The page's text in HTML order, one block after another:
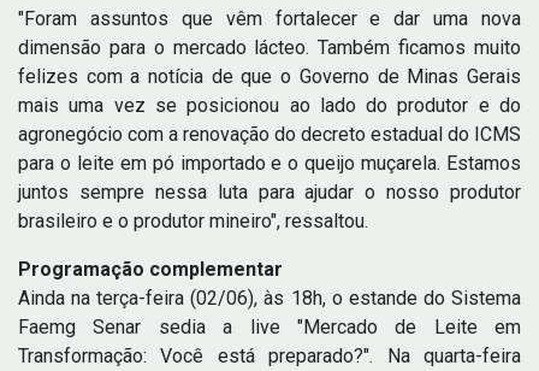
"Foram assuntos que vêm fortalecer e dar uma nova
dimensão para o mercado lácteo. Também ficamos muito
felizes com a notícia de que o Governo de Minas Gerais
mais uma vez se posicionou ao lado do produtor e do
agronegócio com a renovação do decreto estadual do ICMS
para o leite em pó importado e o queijo muçarela. Estamos
juntos sempre nessa luta para ajudar o nosso produtor
brasileiro e o produtor mineiro", ressaltou.
Programação complementar
Ainda na terça-feira (02/06), às 18h, o estande do Sistema
Faemg Senar sedia a live "Mercado de Leite em
Transformação: Você está preparado?". Na quarta-feira